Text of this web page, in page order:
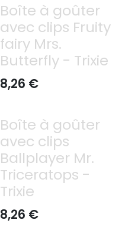
Boîte à goûter
avec clips Fruity
fairy Mrs.
Butterfly - Trixie
8,26 €
Boîte à goûter
avec clips
Ballplayer Mr.
Triceratops -
Trixie
8,26 €